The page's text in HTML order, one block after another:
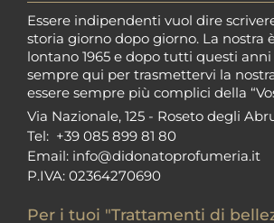
Essere indipendenti vuol dire
storia giorno dopo giorno. La nostra
lontano 1965 e dopo tutti questi
sempre qui per trasmettervi la
essere sempre più complici della
Via Nazionale, 125 - Roseto degli
Tel: +39 085 899 81 80
Email: info@didonatoprofumeria.it
P.IVA: 02364270690
Per i tuoi "Trattamenti di